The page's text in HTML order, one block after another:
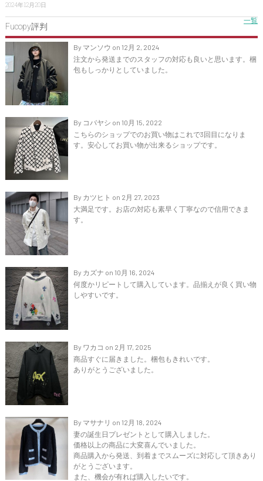
2024年12月20日
Fucopy評判
一覧
By マンソウ on 12月 2, 2024
注文から発送までのスタッフの対応も良いと思います。梱
包もしっかりとしていました。
By コバヤシ on 10月 15, 2022
こちらのショップでのお買い物はこれで3回目になりま
す。安心してお買い物が出来るショップです。
By カツヒト on 2月 27, 2023
大満足です。お店の対応も素早く丁寧なので信用できま
す。
By カズナ on 10月 16, 2024
何度かリピートして購入しています。品揃えが良く買い物
しやすいです。
By ワカコ on 2月 17, 2025
商品すぐに届きました。梱包もきれいです。
ありがとうございました。
By マサナリ on 12月 18, 2024
妻の誕生日プレゼントとして購入しました。
価格以上の商品に大変喜んでいました。
商品購入から発送、到着までスムーズに対応して頂きあり
がとうございます。
また、機会が有れば購入したいです。